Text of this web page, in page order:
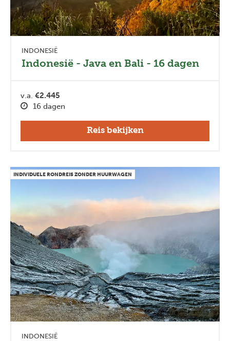
INDONESIË
Indonesië - Java en Bali - 16 dagen
v.a. €2.445
16 dagen
Reis bekijken
INDIVIDUELE RONDREIS ZONDER HUURWAGEN
INDONESIË